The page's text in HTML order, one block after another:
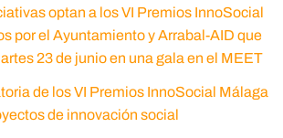
optan a los VI Premios InnoSocial
por el Ayuntamiento y Arrabal-AID que
23 de junio en una gala en el MEET
de los VI Premios InnoSocial Málaga
de innovación social